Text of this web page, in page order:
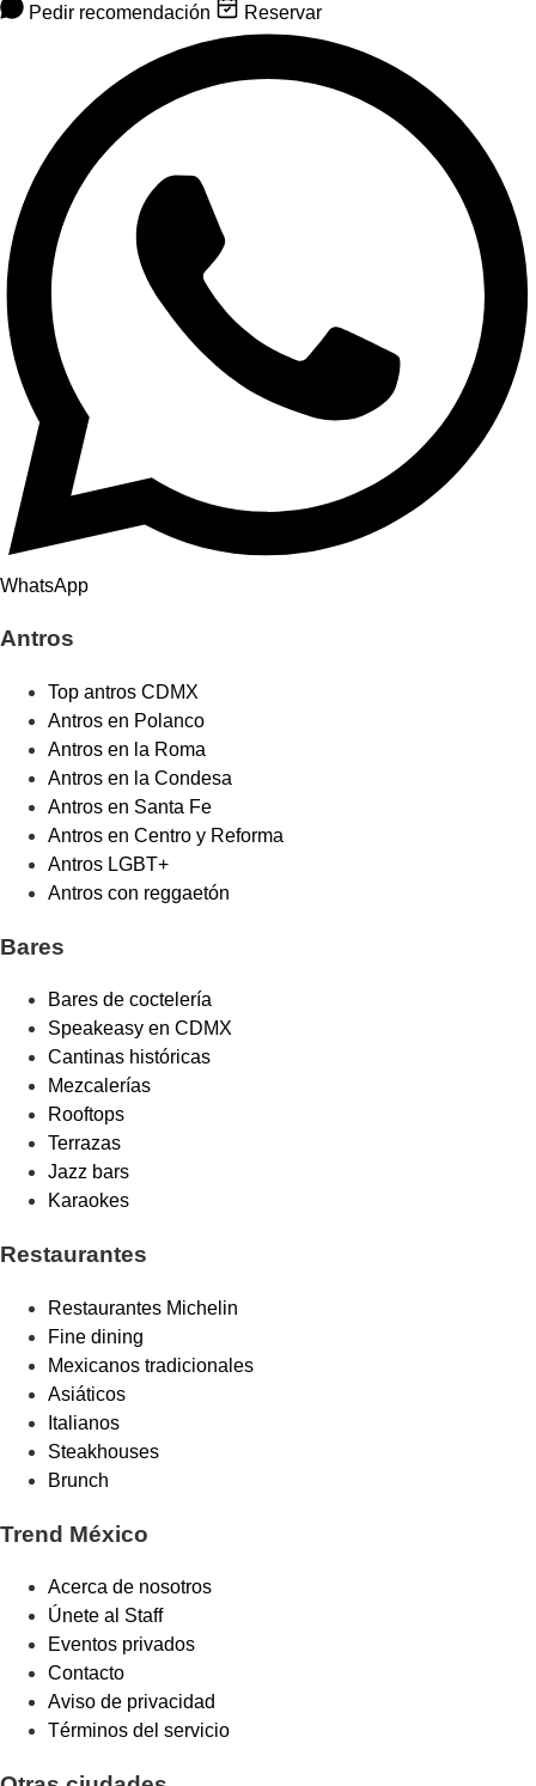
Pedir recomendación Reservar
WhatsApp
Antros
Top antros CDMX
Antros en Polanco
Antros en la Roma
Antros en la Condesa
Antros en Santa Fe
Antros en Centro y Reforma
Antros LGBT+
Antros con reggaetón
Bares
Bares de coctelería
Speakeasy en CDMX
Cantinas históricas
Mezcalerías
Rooftops
Terrazas
Jazz bars
Karaokes
Restaurantes
Restaurantes Michelin
Fine dining
Mexicanos tradicionales
Asiáticos
Italianos
Steakhouses
Brunch
Trend México
Acerca de nosotros
Únete al Staff
Eventos privados
Contacto
Aviso de privacidad
Términos del servicio